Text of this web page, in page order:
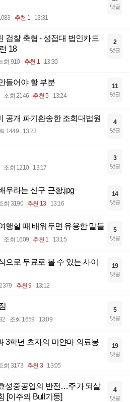
추천 1 13:31
댓글
검찰 축협 - 성접대 법인카드
18
회 910 추천 1 13:30
2
댓글
들어야 할 부분
조회 2146 추천 5 13:24
11
댓글
공개 파기환송한 조희대법원
1449 13:23
4
댓글
조회 1210 13:17
3
댓글
우라는 신구 근황.jpg
회 3190 추천 13 13:16
14
댓글
행할 때 배워두면 유용한 말들
조회 1609 추천 1 13:15
5
댓글
으로 무료로 볼 수 있는 사이
추천 9 13:12
19
댓글
조회 1659 13:09
5
댓글
3학년 츠자의 미얀마 의료봉
회 3173 추천 3 13:05
19
댓글
성중공업의 반전…주가 되살
[이주의 Bull기둥]
4
댓글